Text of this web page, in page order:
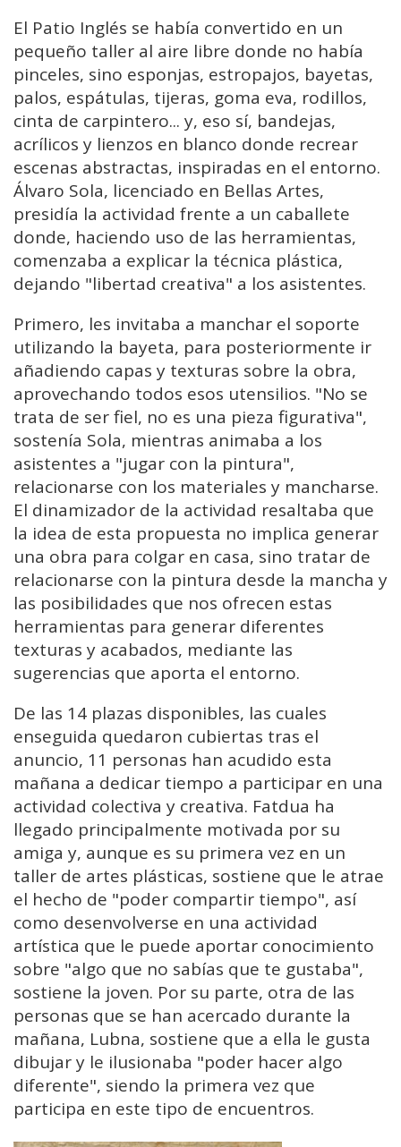
El Patio Inglés se había convertido en un
pequeño taller al aire libre donde no había
pinceles, sino esponjas, estropajos, bayetas,
palos, espátulas, tijeras, goma eva, rodillos,
cinta de carpintero... y, eso sí, bandejas,
acrílicos y lienzos en blanco donde recrear
escenas abstractas, inspiradas en el entorno.
Álvaro Sola, licenciado en Bellas Artes,
presidía la actividad frente a un caballete
donde, haciendo uso de las herramientas,
comenzaba a explicar la técnica plástica,
dejando "libertad creativa" a los asistentes.
Primero, les invitaba a manchar el soporte
utilizando la bayeta, para posteriormente ir
añadiendo capas y texturas sobre la obra,
aprovechando todos esos utensilios. "No se
trata de ser fiel, no es una pieza figurativa",
sostenía Sola, mientras animaba a los
asistentes a "jugar con la pintura",
relacionarse con los materiales y mancharse.
El dinamizador de la actividad resaltaba que
la idea de esta propuesta no implica generar
una obra para colgar en casa, sino tratar de
relacionarse con la pintura desde la mancha y
las posibilidades que nos ofrecen estas
herramientas para generar diferentes
texturas y acabados, mediante las
sugerencias que aporta el entorno.
De las 14 plazas disponibles, las cuales
enseguida quedaron cubiertas tras el
anuncio, 11 personas han acudido esta
mañana a dedicar tiempo a participar en una
actividad colectiva y creativa. Fatdua ha
llegado principalmente motivada por su
amiga y, aunque es su primera vez en un
taller de artes plásticas, sostiene que le atrae
el hecho de "poder compartir tiempo", así
como desenvolverse en una actividad
artística que le puede aportar conocimiento
sobre "algo que no sabías que te gustaba",
sostiene la joven. Por su parte, otra de las
personas que se han acercado durante la
mañana, Lubna, sostiene que a ella le gusta
dibujar y le ilusionaba "poder hacer algo
diferente", siendo la primera vez que
participa en este tipo de encuentros.